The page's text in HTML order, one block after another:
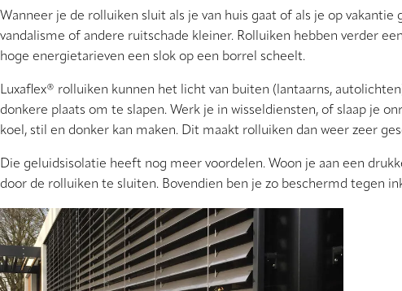
Wanneer je de rolluiken sluit als je van huis gaat of als je op
vandalisme of andere ruitschade kleiner. Rolluiken hebben verder
hoge energietarieven een slok op een borrel scheelt.
Luxaflex® rolluiken kunnen het licht van buiten (lantaarns,
donkere plaats om te slapen. Werk je in wisseldiensten, of slaap je
koel, stil en donker kan maken. Dit maakt rolluiken dan weer zeer
Die geluidsisolatie heeft nog meer voordelen. Woon je aan een
door de rolluiken te sluiten. Bovendien ben je zo beschermd tegen